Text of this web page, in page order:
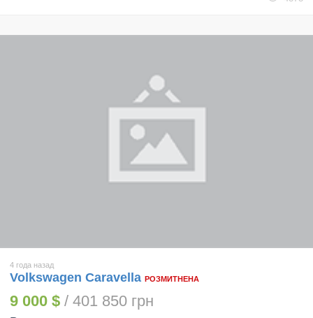
4 года назад
Volkswagen Caravella РОЗМИТНЕНА
9 000 $ / 401 850 грн